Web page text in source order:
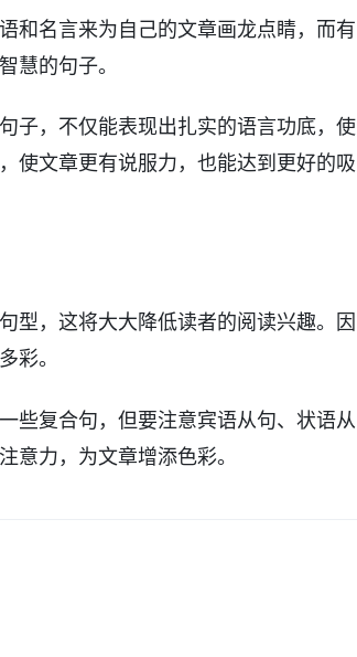
和名言来为自己的文章画龙点睛，而有
慧的句子。
子，不仅能表现出扎实的语言功底，使
使文章更有说服力，也能达到更好的吸
型，这将大大降低读者的阅读兴趣。因
彩。
些复合句，但要注意宾语从句、状语从
意力，为文章增添色彩。